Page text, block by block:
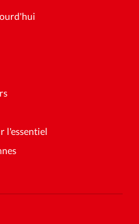
l'essentiel